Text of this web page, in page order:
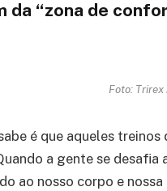
da “zona de
Foto: Trirex
é que aqueles
a gente se desafia
ao nosso corpo e